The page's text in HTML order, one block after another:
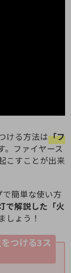
ける方法は「フ
。ファイヤース
こすことが出来
簡単な使い方
で解説した「火
しょう！
つける3ス